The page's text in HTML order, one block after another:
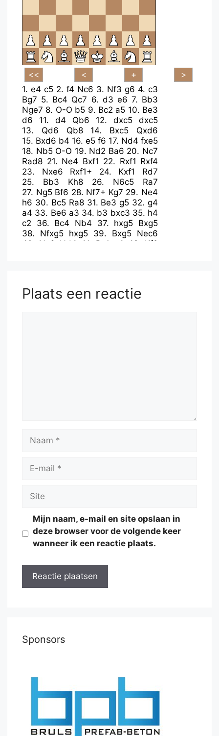
1. e4 c5 2. f4 Nc6 3. Nf3 g6 4. c3
Bg7 5. Bc4 Qc7 6. d3 e6 7. Bb3
Nge7 8. O-O b5 9. Bc2 a5 10. Be3
d6
11. d4 Qb6 12. dxc5
dxc5
13. Qd6 Qb8 14. Bxc5
Qxd6
15. Bxd6 b4 16. e5 f6 17. Nd4 fxe5
18. Nb5 O-O 19. Nd2 Ba6 20. Nc7
Rad8 21. Ne4 Bxf1 22. Rxf1 Rxf4
23. Nxe6 Rxf1+ 24. Kxf1
Rd7
25. Bb3 Kh8 26. N6c5
Ra7
27. Ng5 Bf6 28. Nf7+ Kg7 29. Ne4
h6 30. Bc5 Ra8 31. Be3 g5 32. g4
a4 33. Be6 a3 34. b3 bxc3 35. h4
c2
36. Bc4 Nb4 37. hxg5 Bxg5
38. Nfxg5 hxg5 39. Bxg5 Nec6
40. Nc3 Nd4 41. Bc1 e4 42. Kf2
Rxa2 52. Kc5 Rc2+ 53.Kd6
Plaats een reactie
Naam
Site
Mijn naam, e-mail en site opslaan in
deze browser voor de volgende keer
wanneer ik een reactie plaats.
Sponsors